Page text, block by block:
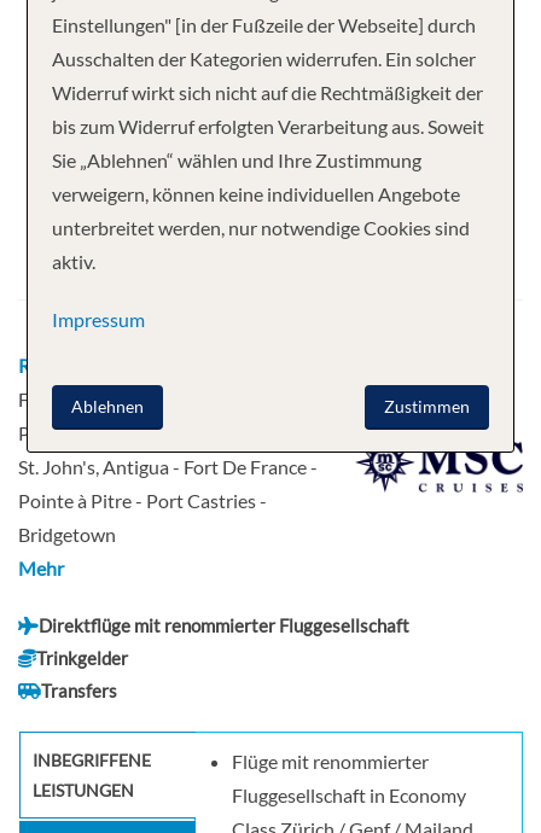
Ihre Kreuzfahrt
14 NächteMSC Virtuosa
Abfahrt
Route
France - Pointe à Pitre - Roadtown -
Philipsburg, Sint Maarten - Basseterre -
St. John's, Antigua - Fort De France -
Pointe à Pitre - Port Castries -
Bridgetown
Mehr
Direktflüge mit renommierter Fluggesellschaft
Trinkgelder
Transfers
INBEGRIFFENE
LEISTUNGEN
Flüge mit renommierter
Fluggesellschaft in Economy
Einstellungen" [in der Fußzeile der Webseite] durch
Ausschalten der Kategorien widerrufen. Ein solcher
Widerruf wirkt sich nicht auf die Rechtmäßigkeit der
bis zum Widerruf erfolgten Verarbeitung aus. Soweit
Sie „Ablehnen“ wählen und Ihre Zustimmung
verweigern, können keine individuellen Angebote
unterbreitet werden, nur notwendige Cookies sind
aktiv.
Impressum
Zustimmen
Ablehnen